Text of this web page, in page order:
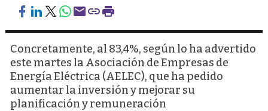
Concretamente, al 83,4%, según lo ha advertido
este martes la Asociación de Empresas de
Energía Eléctrica (AELEC), que ha pedido
aumentar la inversión y mejorar su
planificación y remuneración